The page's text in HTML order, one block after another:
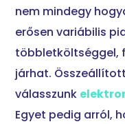
nem mindegy
erősen variábilis
többletköltséggel,
járhat.
válasszunk
Egyet pedig arról,